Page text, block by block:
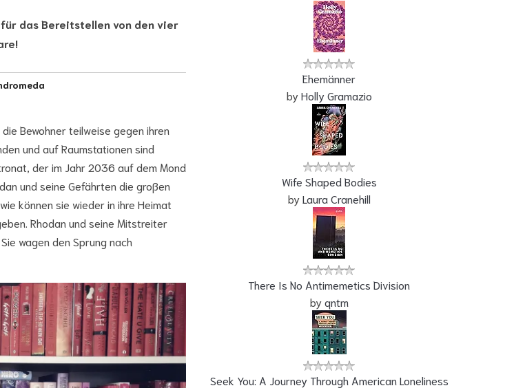
das Bereitstellen von den vier
Bewohner teilweise gegen ihren
und auf Raumstationen sind
der im Jahr 2036 auf dem Mond
und seine Gefährten die großen
können sie wieder in ihre Heimat
Rhodan und seine Mitstreiter
wagen den Sprung nach
Ehemänner
byHolly Gramazio
Wife Shaped Bodies
byLaura Cranehill
There Is No Antimemetics Division
byqntm
Seek You: A Journey Through American Loneliness